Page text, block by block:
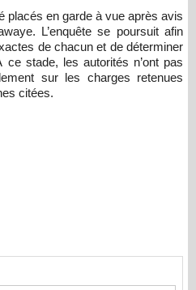
placés en garde à vue après avis
L’enquête se poursuit afin
de chacun et de déterminer
ce stade, les autorités n’ont pas
sur les charges retenues
citées.